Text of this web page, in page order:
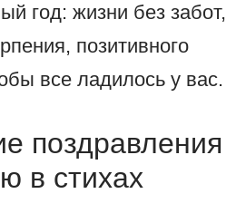
год: жизни без забот,
позитивного
все ладилось у вас.
поздравления
в стихах